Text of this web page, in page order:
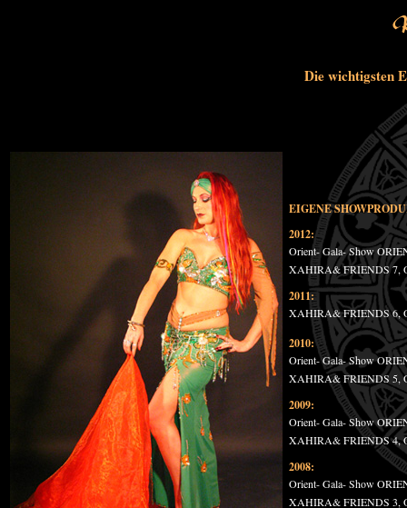
Die wichtigsten
EIGENE
2012:
Orient- Gala- Show
XAHIRA& FRIENDS 7,
2011:
XAHIRA& FRIENDS 6,
2010:
Orient- Gala- Show
XAHIRA& FRIENDS 5,
2009:
Orient- Gala- Show
XAHIRA& FRIENDS 4,
2008:
Orient- Gala- Show
XAHIRA& FRIENDS 3,